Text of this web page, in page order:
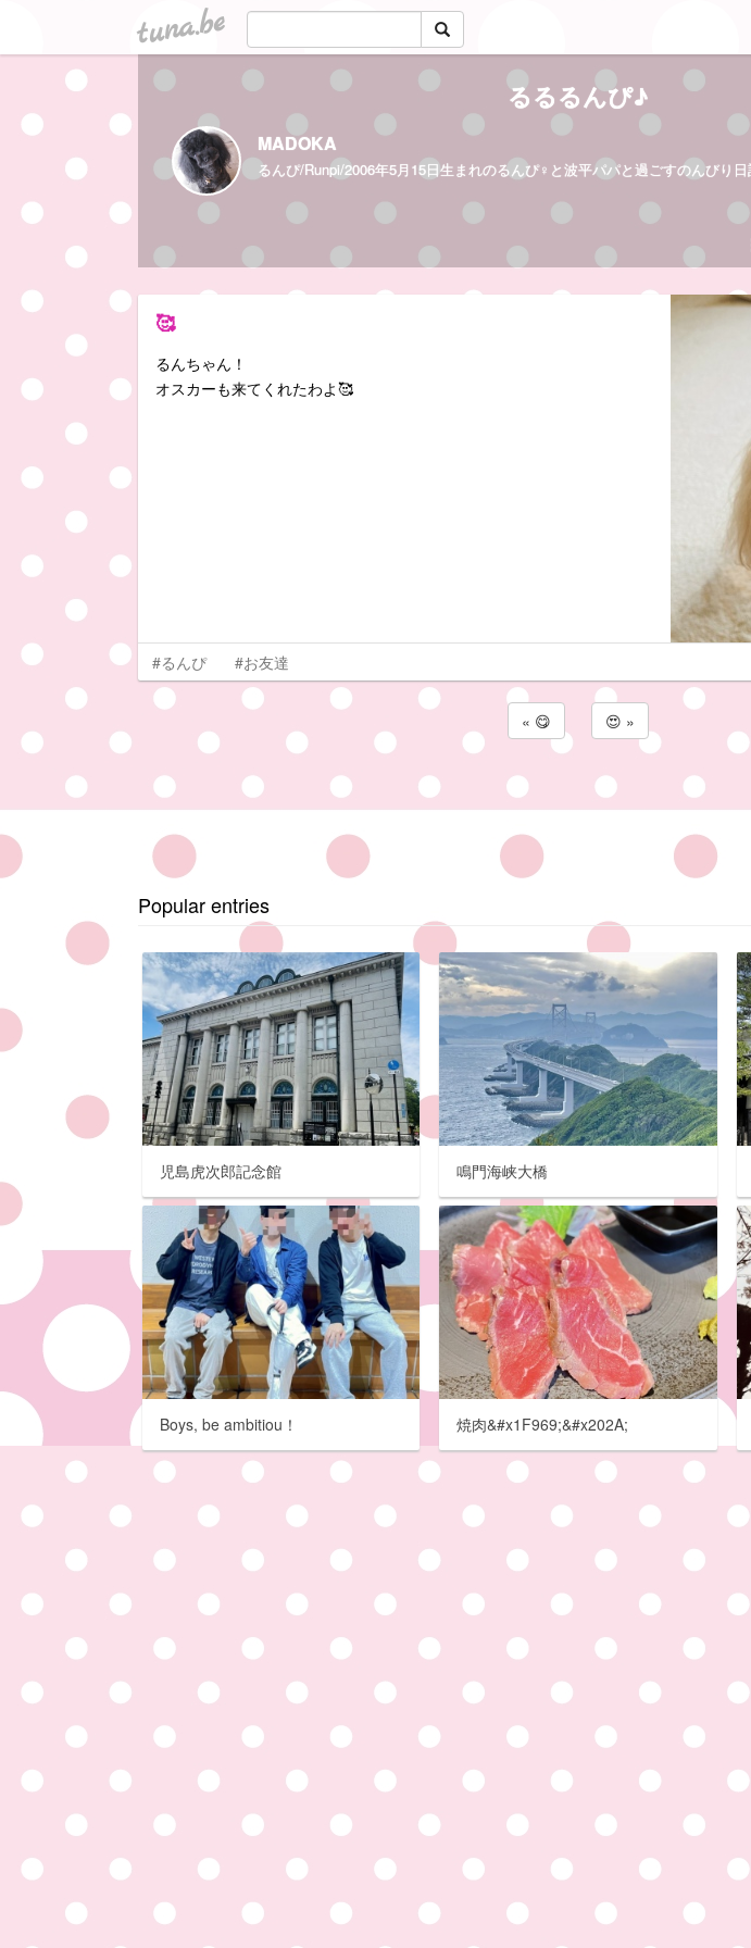
tuna.be
るるるんぴ♪
MADOKA
🥰
るんちゃん！
オスカーも来てくれたわよ🥰
#るんぴ #お友達
« 😋 😍 »
Popular entries
児島虎次郎記念館 鳴門海峡大橋
Boys, be ambitiou！ 焼肉&#x1F969;&#x202A;